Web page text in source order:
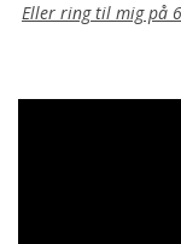
Eller ring til mig på